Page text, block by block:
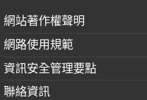
網站著作權聲明
網路使用規範
資訊安全管理要點
聯絡資訊